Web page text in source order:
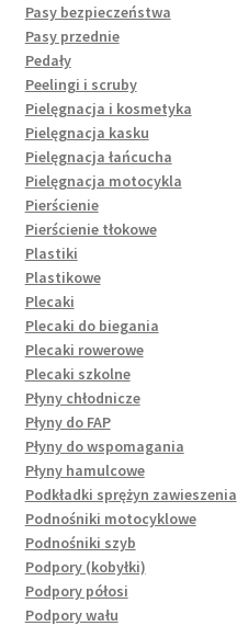
Pasy bezpieczeństwa
Pasy przednie
Pedały
Peelingi i scruby
Pielęgnacja i kosmetyka
Pielęgnacja kasku
Pielęgnacja łańcucha
Pielęgnacja motocykla
Pierścienie
Pierścienie tłokowe
Plastiki
Plastikowe
Plecaki
Plecaki do biegania
Plecaki rowerowe
Plecaki szkolne
Płyny chłodnicze
Płyny do FAP
Płyny do wspomagania
Płyny hamulcowe
Podkładki sprężyn zawieszenia
Podnośniki motocyklowe
Podnośniki szyb
Podpory (kobyłki)
Podpory półosi
Podpory wału